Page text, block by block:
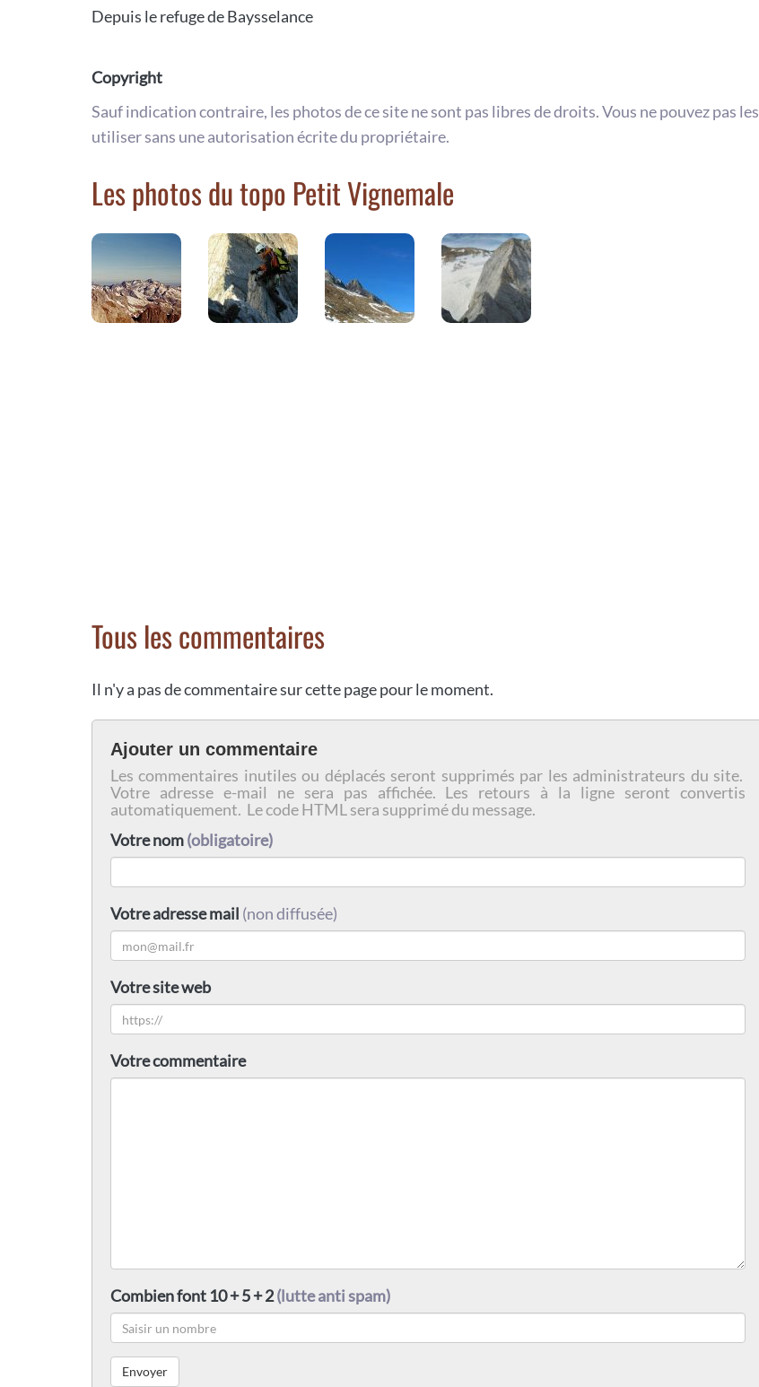
Depuis le refuge de Baysselance
Copyright
Sauf indication contraire, les photos de ce site ne sont pas libres de droits. Vous ne pouvez pas les
utiliser sans une autorisation écrite du propriétaire.
Les photos du topo Petit Vignemale
Tous les commentaires
Il n'y a pas de commentaire sur cette page pour le moment.
Ajouter un commentaire
Les commentaires inutiles ou déplacés seront supprimés par les administrateurs du site.
Votre adresse e-mail ne sera pas affichée. Les retours à la ligne seront convertis
automatiquement. Le code HTML sera supprimé du message.
Votre nom(obligatoire)
Votre adresse mail (non diffusée)
Votre site web
Votre commentaire
Combien font 10 + 5 + 2(lutte anti spam)